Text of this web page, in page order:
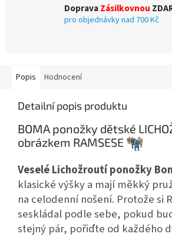
DopravaZásilkovnou
pro objednávky nad 700 Kč
Popis Hodnocení
Detailní popis produktu
BOMA ponožky dětské
obrázkem RAMSESE
Veselé Lichožroutí ponožky
klasické výšky a mají měkký
na celodenní nošení. Protože si
seskládal podle sebe, pokud
stejný pár, pořiďte od každého